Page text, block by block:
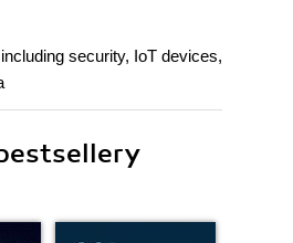
security, IoT devices,